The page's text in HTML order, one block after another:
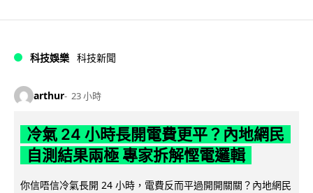
科技娛樂 科技新聞
arthur 23 小時
冷氣 24 小時長開電費更平？內地網民
自測結果兩極 專家拆解慳電邏輯
你信唔信冷氣長開 24 小時，電費反而平過開開關關？內地網民